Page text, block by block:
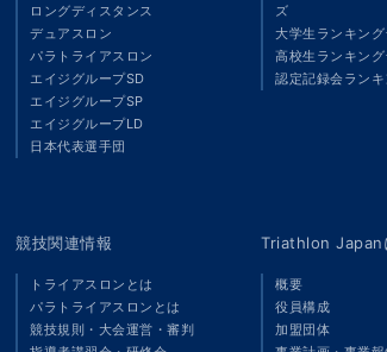
ロングディスタンス
デュアスロン
パラトライアスロン
エイジグループSD
エイジグループSP
エイジグループLD
日本代表選手団
ズ
大学生ランキン
高校生ランキン
認定記録会ラン
競技関連情報
トライアスロンとは
パラトライアスロンとは
競技規則・大会運営・審判
Triathlon Japan
概要
役員構成
加盟団体